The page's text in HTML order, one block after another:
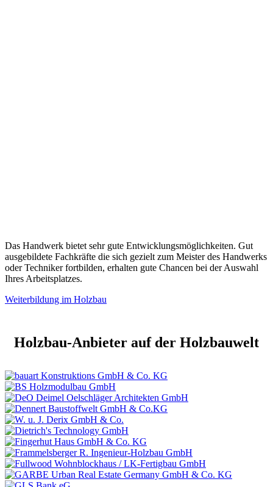
Das Handwerk bietet sehr gute Entwicklungsmöglichkeiten. Gut
ausgebildete Fachkräfte die sich gezielt zum Meister des Handwerks
oder Techniker fortbilden, erhalten gute Chancen bei der Auswahl
Ihres Arbeitsplatzes.
Weiterbildung im Holzbau
Holzbau-Anbieter auf der Holzbauwelt